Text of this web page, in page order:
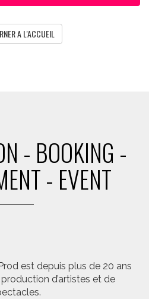
A L'ACCUEIL
- BOOKING -
- EVENT
est depuis plus de 20 ans
d’artistes et de